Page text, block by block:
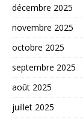
décembre 2025
novembre 2025
octobre 2025
septembre 2025
août 2025
juillet 2025